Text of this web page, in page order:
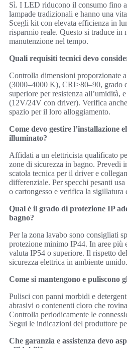
Sì. I LED riducono il consumo fino
lampade tradizionali e hanno una
Scegli kit con elevata efficienza in
risparmio reale. Questo si traduce in
manutenzione nel tempo.
Quali requisiti tecnici devo
Controlla dimensioni proporzionate
(3000–4000 K), CRI≥80–90, grado
superiore per resistenza all’umidità,
(12V/24V con driver). Verifica
spazio per il loro alloggiamento.
Come devo gestire l’installazione
illuminato?
Affidati a un elettricista qualificato
zone di sicurezza in bagno. Prevedi
scatola tecnica per il driver e
differenziale. Per specchi pesanti
o cartongesso e verifica la sigillatura
Qual è il grado di protezione IP
bagno?
Per la zona lavabo sono consigliati
protezione minimo IP44. In aree più
valuta IP54 o superiore. Il rispetto
sicurezza elettrica in ambiente umido.
Come si mantengono e puliscono
Pulisci con panni morbidi e
abrasivi o contenenti cloro che
Controlla periodicamente le
Segui le indicazioni del produttore
Che garanzia e assistenza devo